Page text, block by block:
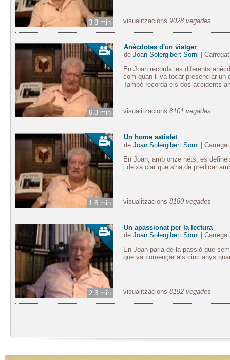
3.8 min visualitzacions 9028 vegades
6.3 min
Anècdotes d'un viatger
de Joan Solergibert Sorni |
En Joan recorda les diferents
com quan li va tocar presenciar un
També recorda els dos accidents
visualitzacions 8101 vegades
1.8 min
Un home satisfet
de Joan Solergibert Sorni |
En Joan, amb onze néts, es
i deixa clar que s'ha de predicar
visualitzacions 8180 vegades
2.3 min
Un apassionat per la lectura
de Joan Solergibert Sorni |
En Joan parla de la passió que
que va començar als cinc anys
visualitzacions 8192 vegades